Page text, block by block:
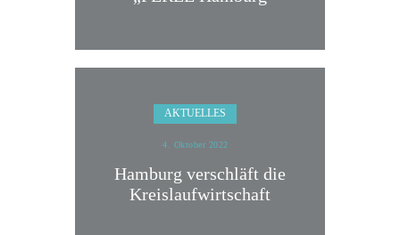
AKTUELLES
4. Oktober 2022
Hamburg verschläft die
Kreislaufwirtschaft